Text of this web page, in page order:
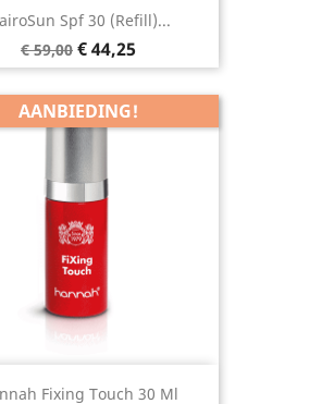
Spf 30 (Refill)...
Normale
prijs
€ 59,00 Prijs
€ 44,25
Fixing Touch 30 Ml
AANBIEDING!